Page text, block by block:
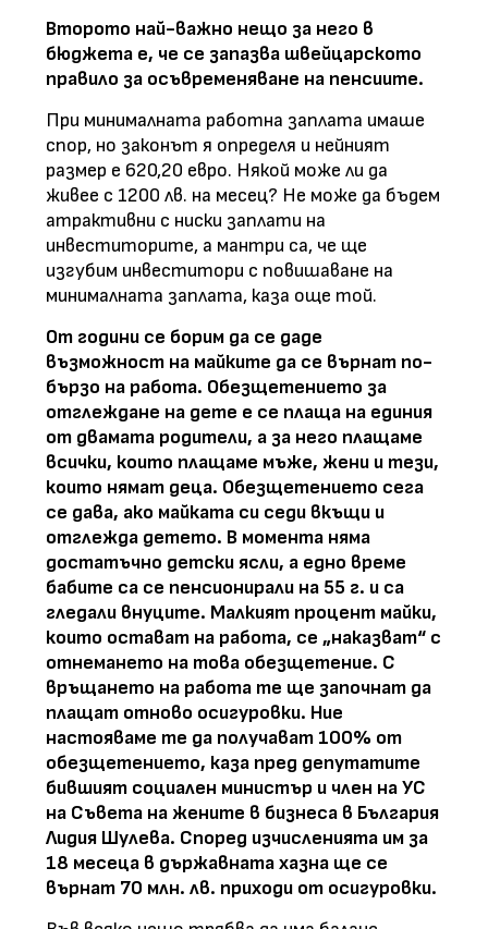
Второто най-важно нещо за него в
бюджета е, че се запазва швейцарското
правило за осъвременяване на пенсиите.
При минималната работна заплата имаше
спор, но законът я определя и нейният
размер е 620,20 евро. Някой може ли да
живее с 1200 лв. на месец? Не може да бъдем
атрактивни с ниски заплати на
инвеститорите, а мантри са, че ще
изгубим инвеститори с повишаване на
минималната заплата, каза още той.
От години се борим да се даде
възможност на майките да се върнат по-
бързо на работа. Обезщетението за
отглеждане на дете е се плаща на единия
от двамата родители, а за него плащаме
всички, които плащаме мъже, жени и тези,
които нямат деца. Обезщетението сега
се дава, ако майката си седи вкъщи и
отглежда детето. В момента няма
достатъчно детски ясли, а едно време
бабите са се пенсионирали на 55 г. и са
гледали внуците. Малкият процент майки,
които остават на работа, се „наказват“ с
отнемането на това обезщетение. С
връщането на работа те ще започнат да
плащат отново осигуровки. Ние
настояваме те да получават 100% от
обезщетението, каза пред депутатите
бившият социален министър и член на УС
на Съвета на жените в бизнеса в България
Лидия Шулева. Според изчисленията им за
18 месеца в държавната хазна ще се
върнат 70 млн. лв. приходи от осигуровки.